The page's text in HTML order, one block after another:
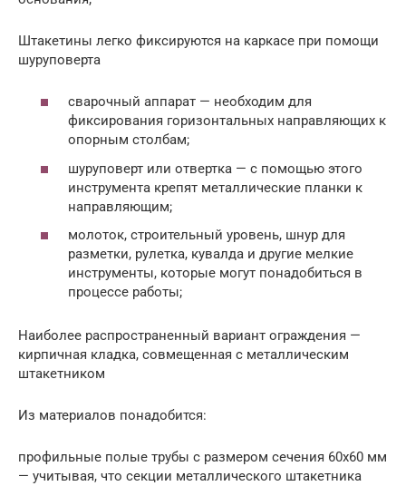
Штакетины легко фиксируются на каркасе при помощи
шуруповерта
сварочный аппарат — необходим для
фиксирования горизонтальных направляющих к
опорным столбам;
шуруповерт или отвертка — с помощью этого
инструмента крепят металлические планки к
направляющим;
молоток, строительный уровень, шнур для
разметки, рулетка, кувалда и другие мелкие
инструменты, которые могут понадобиться в
процессе работы;
Наиболее распространенный вариант ограждения —
кирпичная кладка, совмещенная с металлическим
штакетником
Из материалов понадобится:
профильные полые трубы с размером сечения 60х60 мм
— учитывая, что секции металлического штакетника